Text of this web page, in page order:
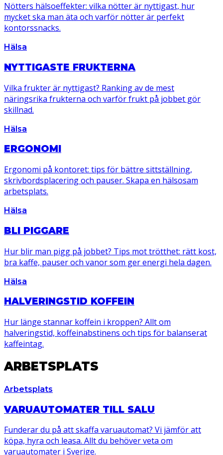
Nötters hälsoeffekter: vilka nötter är nyttigast, hur
mycket ska man äta och varför nötter är perfekt
kontorssnacks.
Hälsa
NYTTIGASTE FRUKTERNA
Vilka frukter är nyttigast? Ranking av de mest
näringsrika frukterna och varför frukt på jobbet gör
skillnad.
Hälsa
ERGONOMI
Ergonomi på kontoret: tips för bättre sittställning,
skrivbordsplacering och pauser. Skapa en hälsosam
arbetsplats.
Hälsa
BLI PIGGARE
Hur blir man pigg på jobbet? Tips mot trötthet: rätt kost,
bra kaffe, pauser och vanor som ger energi hela dagen.
Hälsa
HALVERINGSTID KOFFEIN
Hur länge stannar koffein i kroppen? Allt om
halveringstid, koffeinabstinens och tips för balanserat
kaffeintag.
ARBETSPLATS
Arbetsplats
VARUAUTOMATER TILL SALU
Funderar du på att skaffa varuautomat? Vi jämför att
köpa, hyra och leasa. Allt du behöver veta om
varuautomater i Sverige.